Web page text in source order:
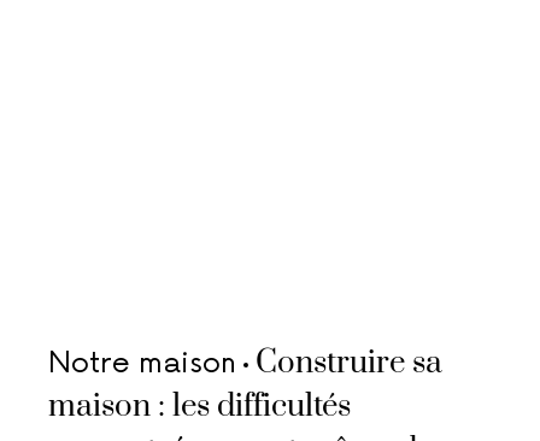
Notre maison
Construire sa
maison : les difficultés